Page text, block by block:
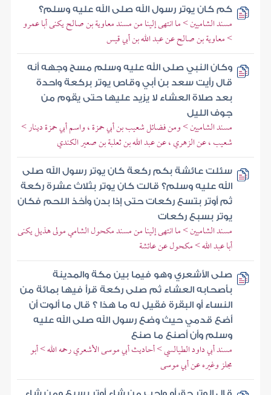
كم كان يوتر رسول الله صلى الله عليه وسلم؟
مسند الشاميين > ما انتهى إلينا من مسند معاوية بن صالح يكنى أبا عمرو
> معاوية بن صالح عن عبد الله بن أبي قيس
وكان النبي صلى الله عليه وسلم مسح وجهه أنه
قال رأيت سعد بن أبي وقاص يوتر بركعة واحدة
بعد صلاة العشاء لا يزيد عليها حتى يقوم من
جوف الليل
مسند الشاميين > ومن فضائل شعيب بن أبي حمزة ، واسم أبي حمزة دينار >
شعيب ، عن الزهري ، عن عبد الله بن ثعلبة بن صعير الكندي
سئلت عائشة بكم ركعة كان يوتر رسول الله صلى
الله عليه وسلم؟ قالت كان يوتر بثلاث عشرة ركعة
ثم أوتر بتسع ركعات حتى إذا بدن وأخذ اللحم فكان
يوتر بسبع ركعات
مسند الشاميين > ما انتهى إلينا من مسند مكحول الشامي مولى هذيل يكنى
أبا عبد الله > مكحول عن عائشة
صلى الأشعري وهو فيما بين مكة والمدينة
بأصحابه العشاء ثم صلى ركعة قرأ فيها بمائة من
النساء أو البقرة فقيل له ما هذا ؟ قال ما ألوت أن
أضع قدمي حيث وضع رسول الله صلى الله عليه
وسلم وأن أصنع ما صنع
مسند أبي داود الطيالسي > أحاديث أبي موسى الأشعري رحمه الله > أبو
مجلز وغيره عن أبي موسى